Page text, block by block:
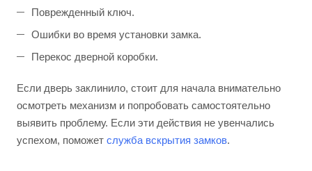
Поврежденный ключ.
Ошибки во время установки замка.
Перекос дверной коробки.
Если дверь заклинило, стоит для начала внимательно
осмотреть механизм и попробовать самостоятельно
выявить проблему. Если эти действия не увенчались
успехом, поможет служба вскрытия замков.